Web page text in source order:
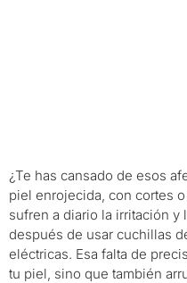
¿Te has cansado de esos
piel enrojecida, con cortes
sufren a diario la irritación y
después de usar cuchillas
eléctricas. Esa falta de
tu piel, sino que también